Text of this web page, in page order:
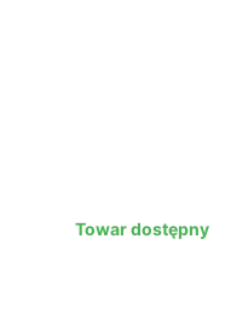
Towar dostępny